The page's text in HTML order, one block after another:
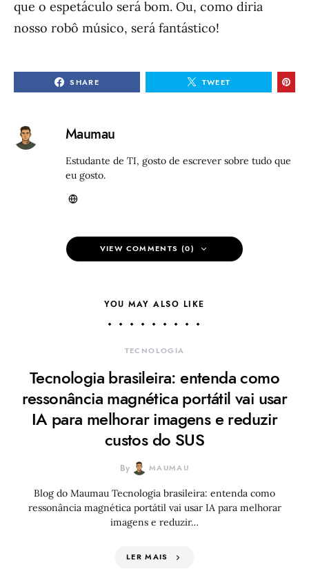
que o espetáculo será bom. Ou, como diria
nosso robô músico, será fantástico!
SHARE TWEET
Maumau
Estudante de TI, gosto de escrever sobre tudo que
eu gosto.
VIEW COMMENTS (0)
YOU MAY ALSO LIKE
TECNOLOGIA
Tecnologia brasileira: entenda como
ressonância magnética portátil vai usar
IA para melhorar imagens e reduzir
custos do SUS
By MAUMAU
Blog do Maumau Tecnologia brasileira: entenda como
ressonância magnética portátil vai usar IA para melhorar
imagens e reduzir…
LER MAIS